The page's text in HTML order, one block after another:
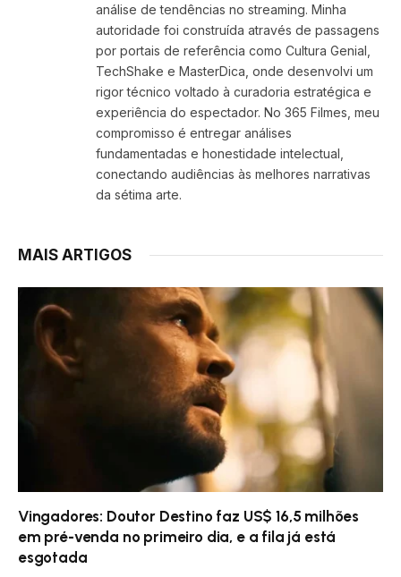
análise de tendências no streaming. Minha
autoridade foi construída através de passagens
por portais de referência como Cultura Genial,
TechShake e MasterDica, onde desenvolvi um
rigor técnico voltado à curadoria estratégica e
experiência do espectador. No 365 Filmes, meu
compromisso é entregar análises
fundamentadas e honestidade intelectual,
conectando audiências às melhores narrativas
da sétima arte.
MAIS ARTIGOS
Vingadores: Doutor Destino faz US$ 16,5 milhões
em pré-venda no primeiro dia, e a fila já está
esgotada